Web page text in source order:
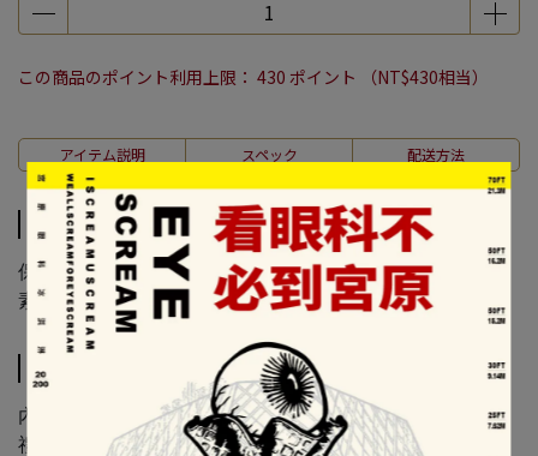
單筆消費滿千加購紀念提袋保冷袋現折100/帆布袋現折50
この商品のポイント利用上限： 430 ポイント （NT$430相当）
アイテム説明 スペック 配送方法
アイテム説明
保存方式：常溫
素食種類：全素
スペック
內容物：天天天藍茶包12袋
禮盒尺寸：32.0x31.0x0.1(公分)